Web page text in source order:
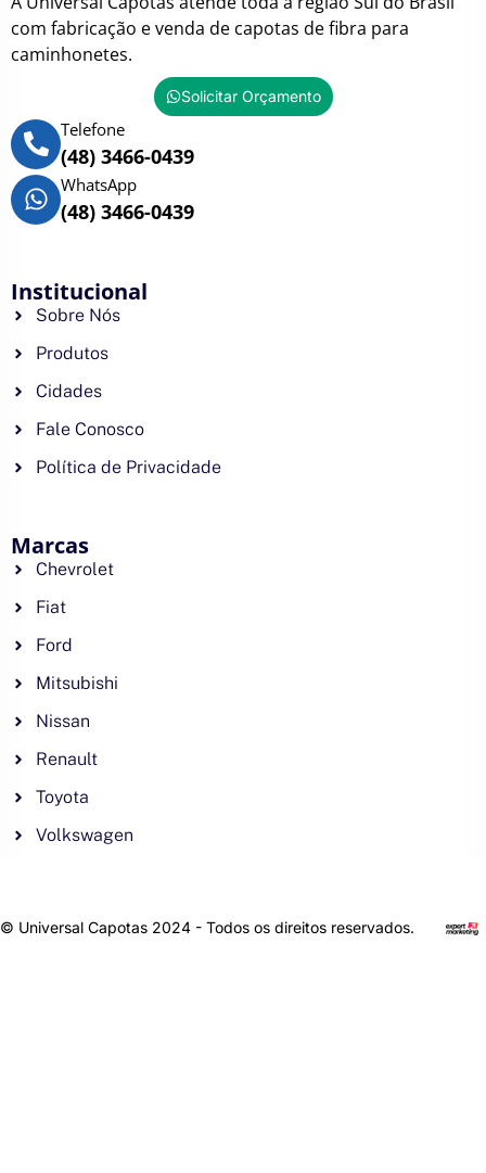
com fabricação e venda de capotas de fibra para
caminhonetes.
Solicitar Orçamento
Telefone
(48) 3466-0439
WhatsApp
(48) 3466-0439
Institucional
Sobre Nós
Produtos
Cidades
Fale Conosco
Política de Privacidade
Marcas
Chevrolet
Fiat
Ford
Mitsubishi
Nissan
Renault
Toyota
Volkswagen
© Universal Capotas 2024 - Todos os direitos reservados.